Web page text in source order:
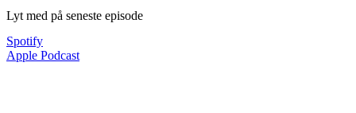
Lyt med på seneste episode
Spotify
Apple Podcast